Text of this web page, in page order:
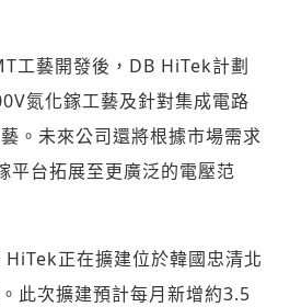
加入《旭時報》
一波全球科技革命
工藝開發後，DB HiTek計劃
氮化鎵工藝及針對集成電路
。未來公司還將根據市場需求
平台拓展至更廣泛的電壓范
正在擴建位於韓國忠清北
此次擴建預計每月新增約3.5